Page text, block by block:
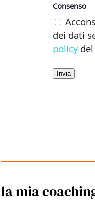
Nome
Email
Consenso